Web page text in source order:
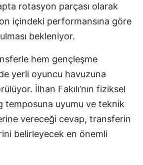
rotasyon parçası olarak
içindeki performansına göre
bekleniyor.
hem gençleşme
yerli oyuncu havuzuna
İlhan Fakılı’nın fiziksel
temposuna uyumu ve teknik
vereceği cevap, transferin
belirleyecek en önemli